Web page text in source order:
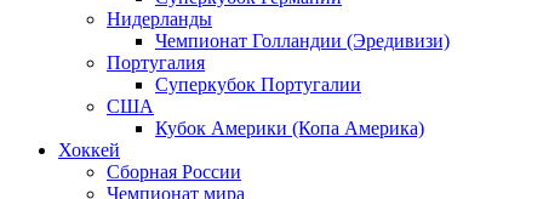
Нидерланды
Чемпионат Голландии (Эредивизи)
Португалия
Суперкубок Португалии
США
Кубок Америки (Копа Америка)
Хоккей
Сборная России
Чемпионат мира